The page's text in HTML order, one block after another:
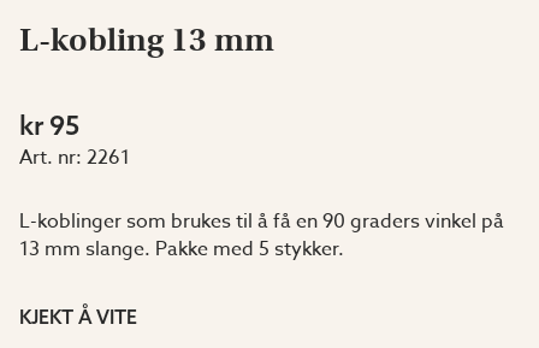
L-kobling 13 mm
kr 95
Art. nr: 2261
L-koblinger som brukes til å få en 90 graders vinkel på
13 mm slange. Pakke med 5 stykker.
KJEKT Å VITE